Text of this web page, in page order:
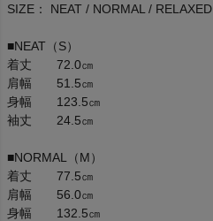
SIZE： NEAT / NORMAL / RELAXED
■NEAT（S）
着丈 72.0㎝
肩幅 51.5㎝
身幅 123.5㎝
袖丈 24.5㎝
■NORMAL（M）
着丈 77.5㎝
肩幅 56.0㎝
身幅 132.5㎝